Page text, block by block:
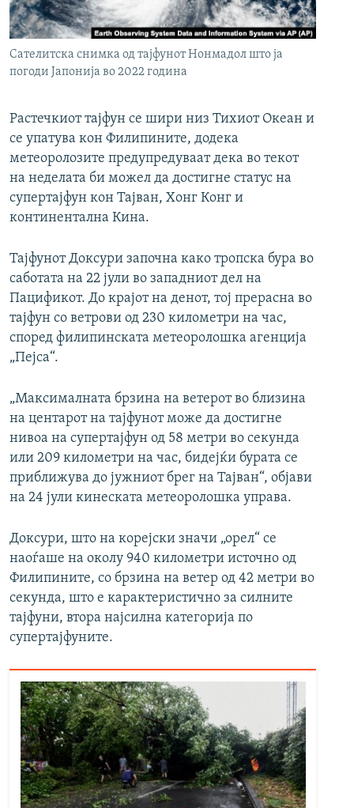
РСЕ веб страници
Сателитска снимка од тајфунот Нонмадол што ја
погоди Јапонија во 2022 година
Растечкиот тајфун се шири низ Тихиот Океан и
се упатува кон Филипините, додека
метеоролозите предупредуваат дека во текот
на неделата би можел да достигне статус на
супертајфун кон Тајван, Хонг Конг и
континентална Кина.
Тајфунот Доксури започна како тропска бура во
саботата на 22 јули во западниот дел на
Пацификот. До крајот на денот, тој прерасна во
тајфун со ветрови од 230 километри на час,
според филипинската метеоролошка агенција
„Пејса“.
„Максималната брзина на ветерот во близина
на центарот на тајфунот може да достигне
нивоа на супертајфун од 58 метри во секунда
или 209 километри на час, бидејќи бурата се
приближува до јужниот брег на Тајван“, објави
на 24 јули кинеската метеоролошка управа.
Доксури, што на корејски значи „орел“ се
наоѓаше на околу 940 километри источно од
Филипините, со брзина на ветер од 42 метри во
секунда, што е карактеристично за силните
тајфуни, втора најсилна категорија по
супертајфуните.